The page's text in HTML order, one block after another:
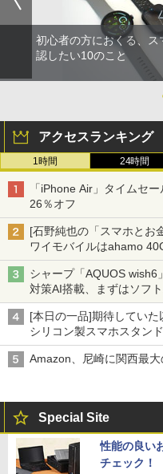
初心者の方におくる、
認したい10のこと
アクセスランキング
1時間 24時間
「iPhone Air」タイムセ
26％オフ
[石野純也の「スマホとお
ワイモバイルはahamo
割」の安さと1年限定の注
シャープ「AQUOS wish6
対策AI搭載、まずはソフ
[本日の一品]期待してい
シリコン製スマホスタンド
Amazon、尼崎に関西最
Special Site
性能の良い
チェック！